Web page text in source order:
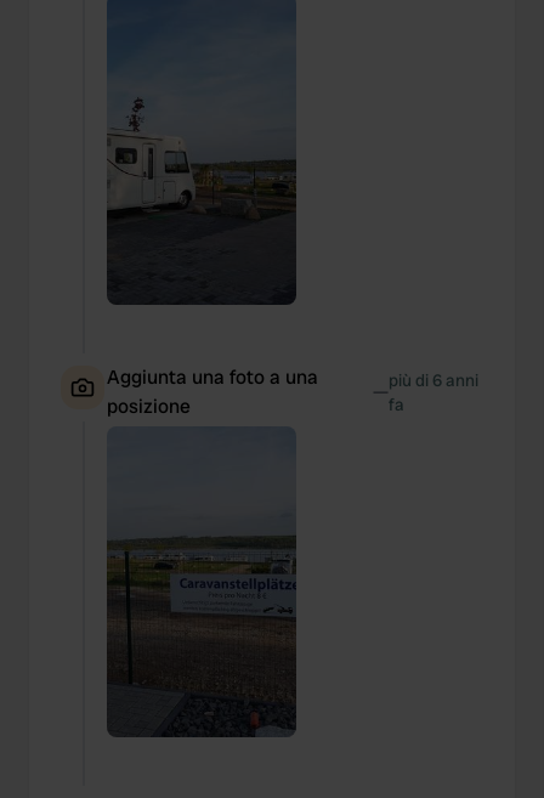
Aggiunta una foto a una
posizione
—più di 6 anni
fa